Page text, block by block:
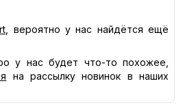
, вероятно у нас найдётся ещё
у нас будет что-то похожее,
на рассылку новинок в наших